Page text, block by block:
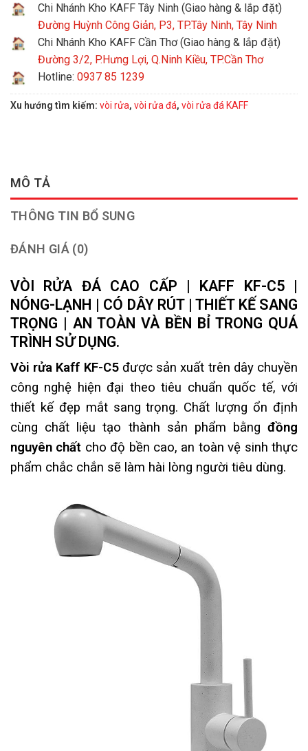
Chi Nhánh Kho KAFF Tây Ninh (Giao hàng & lắp đặt)
Đường Huỳnh Công Giản, P3, TP.Tây Ninh, Tây Ninh
Chi Nhánh Kho KAFF Cần Thơ (Giao hàng & lắp đặt)
Đường 3/2, P.Hưng Lợi, Q.Ninh Kiều, TP.Cần Thơ
Hotline: 0937 85 1239
Xu hướng tìm kiếm: vòi rửa, vòi rửa đá, vòi rửa đá KAFF
MÔ TẢ
THÔNG TIN BỔ SUNG
ĐÁNH GIÁ (0)
VÒI RỬA ĐÁ CAO CẤP | KAFF KF-C5 |
NÓNG-LẠNH | CÓ DÂY RÚT | THIẾT KẾ SANG
TRỌNG | AN TOÀN VÀ BỀN BỈ TRONG QUÁ
TRÌNH SỬ DỤNG.
Vòi rửa Kaff KF-C5được sản xuất trên dây chuyền
công nghệ hiện đại theo tiêu chuẩn quốc tế, với
thiết kế đẹp mắt sang trọng. Chất lượng ổn định
cùng chất liệu tạo thành sản phẩm bằng đồng
nguyên chất cho độ bền cao, an toàn vệ sinh thực
phẩm chắc chắn sẽ làm hài lòng người tiêu dùng.